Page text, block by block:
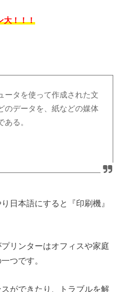
大！！！
ータを使って作成された文
のデータを、紙などの媒体
る。
日本語にすると『印刷機』
リンターはオフィスや家庭
つです。
ができたり、トラブルを解